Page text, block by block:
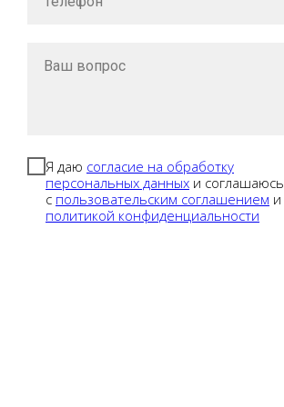
Я даю согласие на обработку
персональных данных и соглашаюсь
с пользовательским соглашением и
политикой конфиденциальности